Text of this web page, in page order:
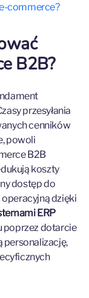
commerce?
B2B?
przesyłania
cenników
powoli
B2B
koszty
dostęp do
dzięki
ERP
poprzez dotarcie
personalizację,